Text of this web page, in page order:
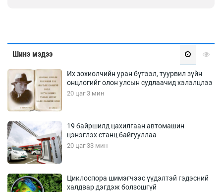
Шинэ мэдээ
Их зохиолчийн уран бүтээл, туурвил зүйн
онцлогийг олон улсын судлаачид хэлэлцлээ
20 цаг 3 мин
19 байршилд цахилгаан автомашин
цэнэглэх станц байгууллаа
20 цаг 33 мин
Циклоспора шимэгчээс үүдэлтэй гэдэсний
халдвар дэгдэж болзошгүй